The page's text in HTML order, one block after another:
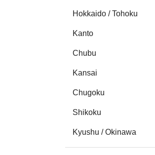
Hokkaido / Tohoku
Kanto
Chubu
Kansai
Chugoku
Shikoku
Kyushu / Okinawa